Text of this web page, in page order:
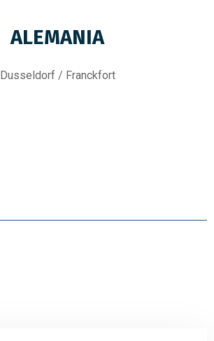
ALEMANIA
Dusseldorf / Franckfort